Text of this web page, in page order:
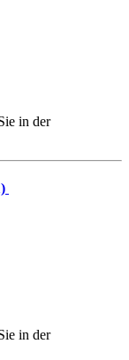
in der
in der